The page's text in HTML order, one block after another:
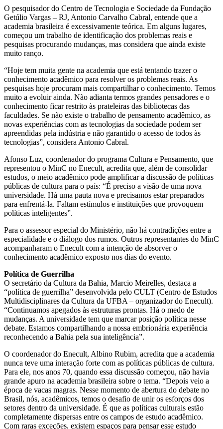
O pesquisador do Centro de Tecnologia e Sociedade da Fundação
Getúlio Vargas – RJ, Antonio Carvalho Cabral, entende que a
academia brasileira é excessivamente teórica. Em alguns lugares,
começou um trabalho de identificação dos problemas reais e
pesquisas procurando mudanças, mas considera que ainda existe
muito ranço.
“Hoje tem muita gente na academia que está tentando trazer o
conhecimento acadêmico para resolver os problemas reais. As
pesquisas hoje procuram mais compartilhar o conhecimento. Temos
muito a evoluir ainda. Não adianta termos grandes pensadores e o
conhecimento ficar restrito às prateleiras das bibliotecas das
faculdades. Se não existe o trabalho de pensamento acadêmico, as
novas experiências com as tecnologias da sociedade podem ser
apreendidas pela indústria e não garantido o acesso de todos às
tecnologias”, considera Antonio Cabral.
Afonso Luz, coordenador do programa Cultura e Pensamento, que
representou o MinC no Enecult, acredita que, além de consolidar
estudos, o meio acadêmico pode amplificar a discussão de políticas
públicas de cultura para o país: “É preciso a visão de uma nova
universidade. Há uma pauta nova e precisamos estar preparados
para enfrentá-la. Faltam estímulos e instituições que provoquem
políticas inteligentes”.
Para o assessor especial do Ministério, não há contradições entre a
especialidade e o diálogo dos rumos. Outros representantes do MinC
acompanharam o Enecult com a intenção de absorver o
conhecimento acadêmico exposto nos dias do evento.
Política de Guerrilha
O secretário da Cultura da Bahia, Marcio Meirelles, destaca a
“política de guerrilha” desenvolvida pelo CULT (Centro de Estudos
Multidisciplinares da Cultura da UFBA – organizador do Enecult).
“Continuamos apegados às estruturas prontas. Há o medo de
mudanças. A universidade tem que marcar posição política nesse
debate. Estamos compartilhando a nossa embrionária experiência
reconhecendo a Bahia pela sua inteligência”.
O coordenador do Enecult, Albino Rubim, acredita que a academia
nunca teve uma interação forte com as políticas públicas de cultura.
Para ele, nos anos 70, quando essa discussão começou, não havia
grande apuro na academia brasileira sobre o tema. “Depois veio a
época de vacas magras. Nesse momento de abertura do debate no
Brasil, nós, acadêmicos, temos o desafio de unir os esforços dos
setores dentro da universidade. É que as políticas culturais estão
completamente dispersas entre os campos de estudo acadêmico.
Com raras exceções, existem espaços para pensar esse estudo